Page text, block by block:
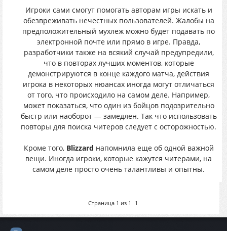
Игроки сами смогут помогать авторам игры искать и
обезвреживать нечестных пользователей. Жалобы на
предположительный мухлеж можно будет подавать по
электронной почте или прямо в игре. Правда,
разработчики также на всякий случай предупредили,
что в повторах лучших моментов, которые
демонстрируются в конце каждого матча, действия
игрока в некоторых нюансах иногда могут отличаться
от того, что происходило на самом деле. Например,
может показаться, что один из бойцов подозрительно
быстр или наоборот — замедлен. Так что использовать
повторы для поиска читеров следует с осторожностью.
Кроме того, Blizzard напомнила еще об одной важной
вещи. Иногда игроки, которые кажутся читерами, на
самом деле просто очень талантливы и опытны.
Страница 1 из 1 1